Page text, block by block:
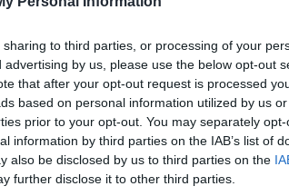
to third parties, or processing of your
by us, please use the below opt-out
that after your opt-out request is processed
based on personal information utilized by us
prior to your opt-out. You may separately
information by third parties on the IAB’s list of
also be disclosed by us to third parties on the
further disclose it to other third parties.
Skin dysmorphia: Όταν η
«τέλειο» δέρμα αποτελεί
ψυχικής υγείας